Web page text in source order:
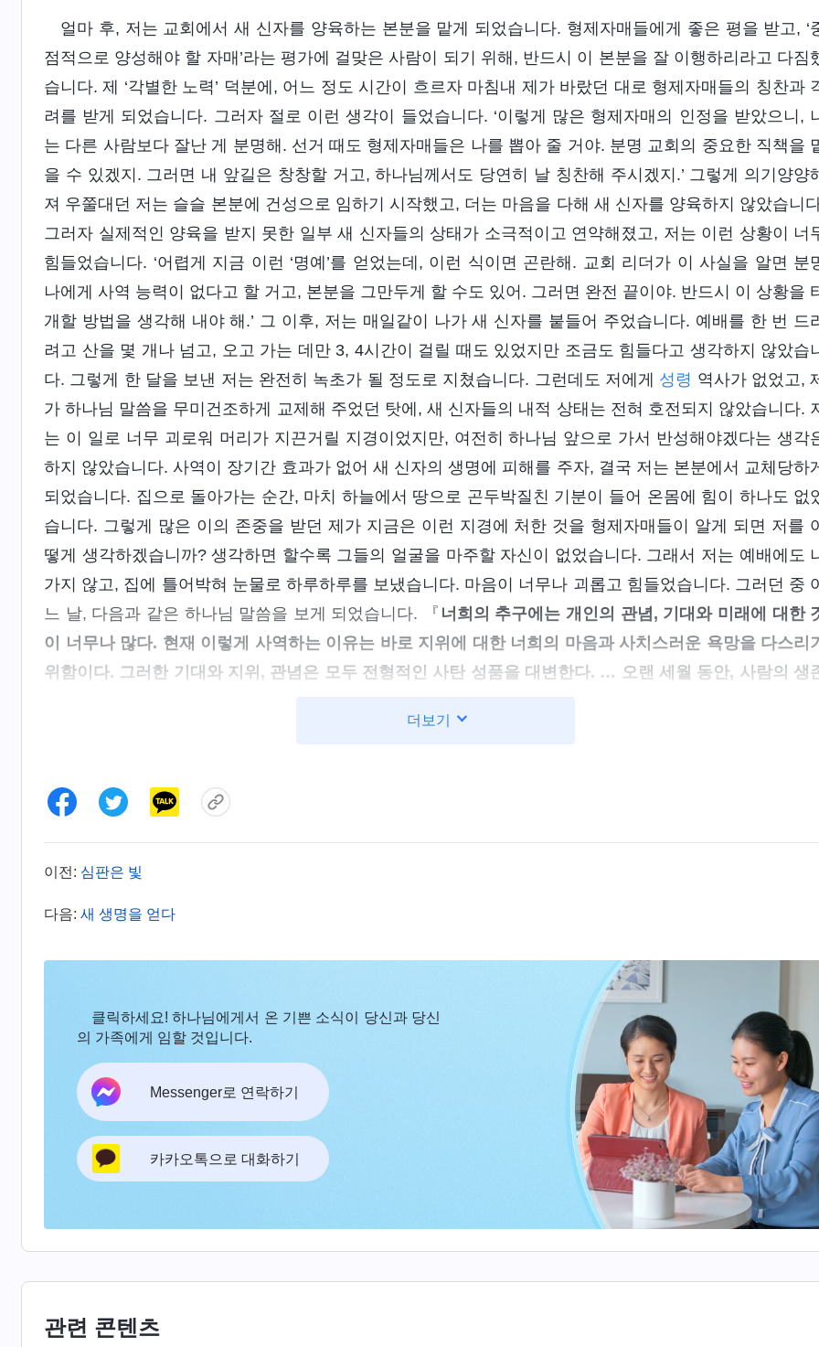
얼마 후, 저는 교회에서 새 신자를 양육하는 본분을 맡게 되었습니다. 형제자매들에게 좋은 평을 받고, ‘
점적으로 양성해야 할 자매’라는 평가에 걸맞은 사람이 되기 위해, 반드시 이 본분을 잘 이행하리라고 다짐
습니다. 제 ‘각별한 노력’ 덕분에, 어느 정도 시간이 흐르자 마침내 제가 바랐던 대로 형제자매들의 칭찬과
려를 받게 되었습니다. 그러자 절로 이런 생각이 들었습니다. ‘이렇게 많은 형제자매의 인정을 받았으니,
는 다른 사람보다 잘난 게 분명해. 선거 때도 형제자매들은 나를 뽑아 줄 거야. 분명 교회의 중요한 직책을
을 수 있겠지. 그러면 내 앞길은 창창할 거고, 하나님께서도 당연히 날 칭찬해 주시겠지.’ 그렇게 의기양양
져 우쭐대던 저는 슬슬 본분에 건성으로 임하기 시작했고, 더는 마음을 다해 새 신자를 양육하지 않았습니
그러자 실제적인 양육을 받지 못한 일부 새 신자들의 상태가 소극적이고 연약해졌고, 저는 이런 상황이 너
힘들었습니다. ‘어렵게 지금 이런 ‘명예’를 얻었는데, 이런 식이면 곤란해. 교회 리더가 이 사실을 알면 분
나에게 사역 능력이 없다고 할 거고, 본분을 그만두게 할 수도 있어. 그러면 완전 끝이야. 반드시 이 상황을
개할 방법을 생각해 내야 해.’ 그 이후, 저는 매일같이 나가 새 신자를 붙들어 주었습니다. 예배를 한 번 드
려고 산을 몇 개나 넘고, 오고 가는 데만 3, 4시간이 걸릴 때도 있었지만 조금도 힘들다고 생각하지 않았습
다. 그렇게 한 달을 보낸 저는 완전히 녹초가 될 정도로 지쳤습니다. 그런데도 저에게 성령 역사가 없었고, 제
가 하나님 말씀을 무미건조하게 교제해 주었던 탓에, 새 신자들의 내적 상태는 전혀 호전되지 않았습니다.
는 이 일로 너무 괴로워 머리가 지끈거릴 지경이었지만, 여전히 하나님 앞으로 가서 반성해야겠다는 생각
하지 않았습니다. 사역이 장기간 효과가 없어 새 신자의 생명에 피해를 주자, 결국 저는 본분에서 교체당하게
되었습니다. 집으로 돌아가는 순간, 마치 하늘에서 땅으로 곤두박질친 기분이 들어 온몸에 힘이 하나도 없
습니다. 그렇게 많은 이의 존중을 받던 제가 지금은 이런 지경에 처한 것을 형제자매들이 알게 되면 저를
떻게 생각하겠습니까? 생각하면 할수록 그들의 얼굴을 마주할 자신이 없었습니다. 그래서 저는 예배에도
가지 않고, 집에 틀어박혀 눈물로 하루하루를 보냈습니다. 마음이 너무나 괴롭고 힘들었습니다. 그러던 중
느 날, 다음과 같은 하나님 말씀을 보게 되었습니다. 『 너희의 추구에는 개인의 관념, 기대와 미래에 대한
이 너무나 많다. 현재 이렇게 사역하는 이유는 바로 지위에 대한 너희의 마음과 사치스러운 욕망을 다스리기
위함이다. 그러한 기대와 지위, 관념은 모두 전형적인 사탄 성품을 대변한다. … 오랜 세월 동안, 사람의 생
은 끈기도, 의지도 없을 뿐만 아니라 탐욕스럽고 거만하게 변했다. 자신을 초월하려는 의지는 전혀 찾아볼 수
인해 하나님을 믿는 관점 또한 추하기 그지없다. 심지어 사람이 하나님을 믿는 관점에 대해 말하자면 그야말
로 듣기조차 민망할 정도다. 사람은 모두 나약하고 무능하며 비열하고 연약하다. 흑암 권세에 대해 어떤 증오
심도 느끼지 못하고, 광명과 진리를 사랑하지도 않으며, 오히려 온 힘을 다해 그것을 쫓아낸다.』(＜말씀
권 하나님의 현현과 사역ㆍ너는 왜 부각물이 되기 싫어하느냐?＞ 중에서)
그제서야 제가 애당초 잘못된 관점을 가지고 하나님을 믿었다는 사실을 알게 되었습니다. 믿음을 통해 세상
자리에 뽑힐 수 있고, 하나님도 나를 좋아하고 칭찬하실 것이다.’라는 황당한 생각을 품었습니다. 이런 생
의 지배를 받으며 저는 나약하고 비열하게 변해 갔습니다. 형제자매들의 칭찬을 받을 때는 믿음이 넘쳤지만,
칭찬과 인정을 잃으면 바로 실의에 빠져 소극적이 되고 위축되었습니다. 이런 제가 어찌 하나님을 믿었던 것
이겠습니까? 순전히 명예와 지위를 믿었던 것이지요! 하나님의 뜻은 저를 걸출한 ‘사역 인재’로 키우는 것도,
제가 본분 이행을 이용해 사욕을 채우게 하려는 것도 아니었습니다. 하나님은 제가 본분을 이행하면서 제 부
족함을 깨닫길 바라셨습니다. 하나님 말씀과 사역을 체험하며 더 많은 진리를 깨닫고 얻어, 결국에는 하나
의 구원을 얻길 바라셨습니다. 그리고 갓 하나님을 믿기 시작한 형제자매들이 어서 참도 위에 뿌리내리고,
루빨리 하나님을 믿는 정상 궤도에 진입할 수 있도록 저의 체험과 제가 깨달은 진리를 그들에게 공급해 줄 수
있길 바라셨습니다. 하지만 저는 한 번도 하나님의 뜻을 구한 적이 없었고, 늘 명예와 지위를 얻으려 바쁘
사역하며 개인의 야심을 위해 분투했습니다. 그 결과, 성령 역사를 잃게 되었고, 하나님의 함께하심을 느
수 없게 되어, 영은 어두워지고 제 사역은 조금도 성과를 거두지 못했습니다. 그러다 결국 본분을 이행하
못하게 되었습니다. 그때, 문득 다음과 같은 하나님 말씀이 떠올랐습니다. 『네가 고생 끝에 큰 공을 세웠
대단한 관록을 가지게 되었든, 나의 곁을 따랐든, 명망이 자자하든, 태도가 나아졌든 관계없이, 네가 나의 요
더보기
이전: 심판은 빛
다음: 새 생명을 얻다
클릭하세요! 하나님에게서 온 기쁜 소식이 당신과 당신
의 가족에게 임할 것입니다.
Messenger로 연락하기
카카오톡으로 대화하기
관련 콘텐츠